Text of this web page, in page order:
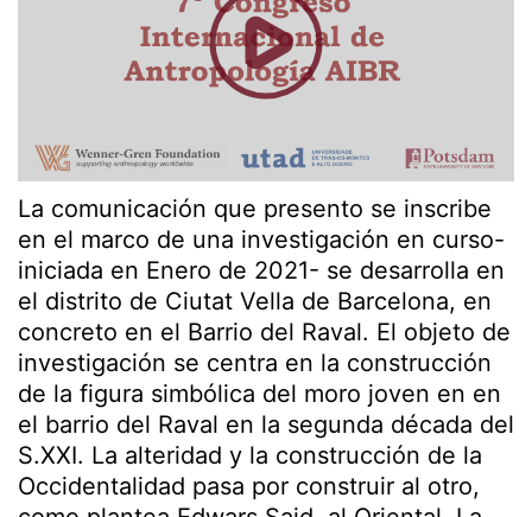
La comunicación que presento se inscribe
en el marco de una investigación en curso-
iniciada en Enero de 2021- se desarrolla en
el distrito de Ciutat Vella de Barcelona, en
concreto en el Barrio del Raval. El objeto de
investigación se centra en la construcción
de la figura simbólica del moro joven en en
el barrio del Raval en la segunda década del
S.XXI. La alteridad y la construcción de la
Occidentalidad pasa por construir al otro,